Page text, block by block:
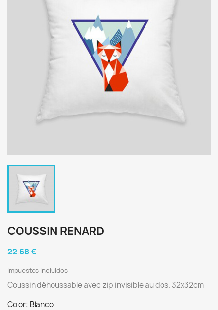
COUSSIN RENARD
22,68 €
Impuestos incluidos
Coussin déhoussable avec zip invisible au dos. 32x32cm
Color: Blanco